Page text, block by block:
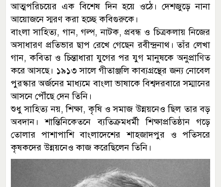
আত্মপরিচয়ের এক বিশেষ দিন হয়ে ওঠে। দেশজুড়ে নানা
আয়োজনে স্মরণ করা হচ্ছে কবিগুরুকে।
বাংলা সাহিত্য, গান, গল্প, নাটক, প্রবন্ধ ও চিত্রকলায় নিজের
অসাধারণ প্রতিভার ছাপ রেখে গেছেন রবীন্দ্রনাথ। তাঁর লেখা
গান, কবিতা ও চিন্তাধারা যুগের পর যুগ মানুষকে অনুপ্রাণিত
করে আসছে। ১৯১৩ সালে গীতাঞ্জলি কাব্যগ্রন্থের জন্য নোবেল
পুরস্কার অর্জনের মাধ্যমে বাংলা ভাষাকে বিশ্বদরবারে সম্মানের
আসনে পৌঁছে দেন তিনি।
শুধু সাহিত্য নয়, শিক্ষা, কৃষি ও সমাজ উন্নয়নেও ছিল তার বড়
অবদান। শান্তিনিকেতনে ব্যতিক্রমধর্মী শিক্ষাপ্রতিষ্ঠান গড়ে
তোলার পাশাপাশি বাংলাদেশের শাহজাদপুর ও পতিসরে
কৃষকদের উন্নয়নেও কাজ করেছিলেন তিনি।